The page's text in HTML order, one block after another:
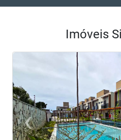
Imóveis
‹Previous